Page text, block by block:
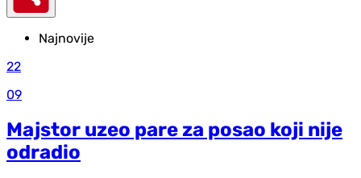
Najnovije
22
09
Majstor uzeo pare za posao koji nije
odradio